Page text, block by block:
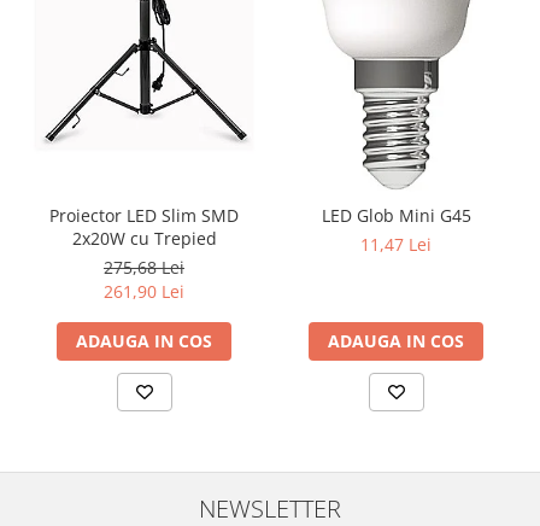
Proiector LED Slim SMD
2x20W cu Trepied
275,68 Lei
261,90 Lei
ADAUGA IN COS
LED Glob Mini G45
11,47 Lei
ADAUGA IN COS
NEWSLETTER